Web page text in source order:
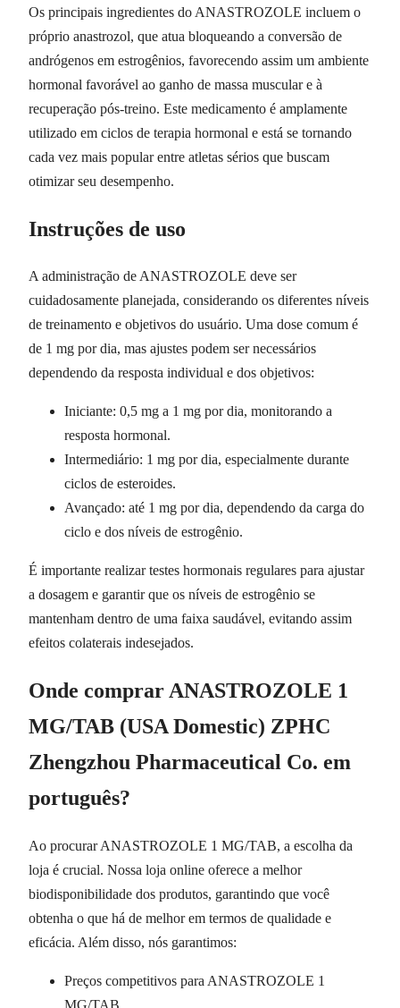
Os principais ingredientes do ANASTROZOLE incluem o
próprio anastrozol, que atua bloqueando a conversão de
andrógenos em estrogênios, favorecendo assim um ambiente
hormonal favorável ao ganho de massa muscular e à
recuperação pós-treino. Este medicamento é amplamente
utilizado em ciclos de terapia hormonal e está se tornando
cada vez mais popular entre atletas sérios que buscam
otimizar seu desempenho.
Instruções de uso
A administração de ANASTROZOLE deve ser
cuidadosamente planejada, considerando os diferentes níveis
de treinamento e objetivos do usuário. Uma dose comum é
de 1 mg por dia, mas ajustes podem ser necessários
dependendo da resposta individual e dos objetivos:
Iniciante: 0,5 mg a 1 mg por dia, monitorando a
resposta hormonal.
Intermediário: 1 mg por dia, especialmente durante
ciclos de esteroides.
Avançado: até 1 mg por dia, dependendo da carga do
ciclo e dos níveis de estrogênio.
É importante realizar testes hormonais regulares para ajustar
a dosagem e garantir que os níveis de estrogênio se
mantenham dentro de uma faixa saudável, evitando assim
efeitos colaterais indesejados.
Onde comprar ANASTROZOLE 1
MG/TAB (USA Domestic) ZPHC
Zhengzhou Pharmaceutical Co. em
português?
Ao procurar ANASTROZOLE 1 MG/TAB, a escolha da
loja é crucial. Nossa loja online oferece a melhor
biodisponibilidade dos produtos, garantindo que você
obtenha o que há de melhor em termos de qualidade e
eficácia. Além disso, nós garantimos:
Preços competitivos para ANASTROZOLE 1